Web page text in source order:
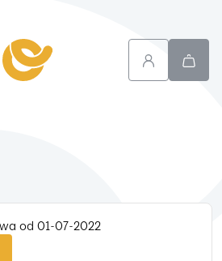
od 01-07-2022